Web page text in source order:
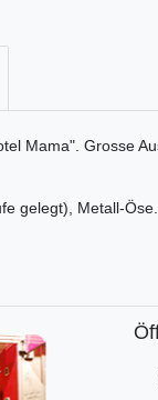
Mama". Grosse
gelegt), Metall-Öse.